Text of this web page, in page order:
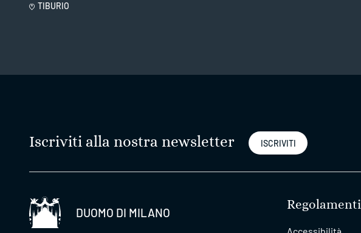
TIBURIO
Iscriviti alla nostra newsletter ISCRIVITI
DUOMO DI MILANO
Regolamenti